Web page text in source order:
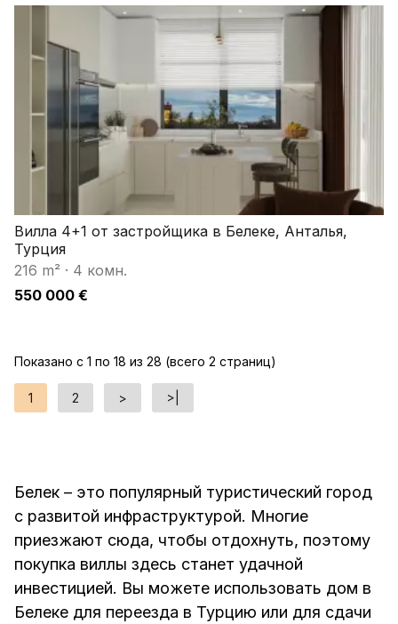
Вилла 4+1 от застройщика в Белеке, Анталья,
Турция
216 m² · 4 комн.
550 000 €
Показано с 1 по 18 из 28 (всего 2 страниц)
1 2 > >|
Белек – это популярный туристический город
с развитой инфраструктурой. Многие
приезжают сюда, чтобы отдохнуть, поэтому
покупка виллы здесь станет удачной
инвестицией. Вы можете использовать дом в
Белеке для переезда в Турцию или для сдачи